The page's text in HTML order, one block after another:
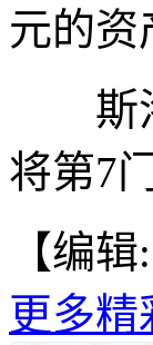
元的资
斯洛
将第7
【编
更多精